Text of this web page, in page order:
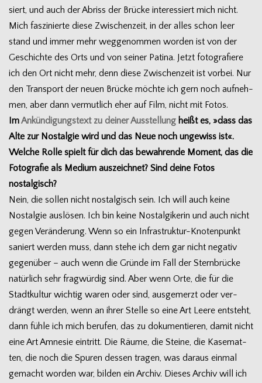
siert, und auch der Abriss der Brü­cke inter­es­siert mich nicht.
Mich fas­zi­nierte diese Zwi­schen­zeit, in der alles schon leer
stand und immer mehr weg­ge­nom­men wor­den ist von der
Geschichte des Orts und von sei­ner Patina. Jetzt foto­gra­fiere
ich den Ort nicht mehr, denn diese Zwi­schen­zeit ist vor­bei. Nur
den Trans­port der neuen Brü­cke möchte ich gern noch auf­neh­
men, aber dann ver­mut­lich eher auf Film, nicht mit Fotos.
ImAnkün­di­gungs­text zu dei­ner Aus­stel­lung heißt es, »dass das
Alte zur Nost­al­gie wird und das Neue noch unge­wiss ist«.
Wel­che Rolle spielt für dich das bewah­rende Moment, das die
Foto­gra­fie als Medium aus­zeich­net? Sind deine Fotos
nostalgisch?
Nein, die sol­len nicht nost­al­gisch sein. Ich will auch keine
Nost­al­gie aus­lö­sen. Ich bin keine Nost­al­gi­ke­rin und auch nicht
gegen Ver­än­de­rung. Wenn so ein Infrastruktur-Knotenpunkt
saniert wer­den muss, dann stehe ich dem gar nicht nega­tiv
gegen­über – auch wenn die Gründe im Fall der Stern­brü­cke
natür­lich sehr frag­wür­dig sind. Aber wenn Orte, die für die
Stadt­kul­tur wich­tig waren oder sind, aus­ge­merzt oder ver­
drängt wer­den, wenn an ihrer Stelle so eine Art Leere ent­steht,
dann fühle ich mich beru­fen, das zu doku­men­tie­ren, damit nicht
eine Art Amne­sie ein­tritt. Die Räume, die Steine, die Kase­mat­
ten, die noch die Spu­ren des­sen tra­gen, was dar­aus ein­mal
gemacht wor­den war, bil­den ein Archiv. Die­ses Archiv will ich